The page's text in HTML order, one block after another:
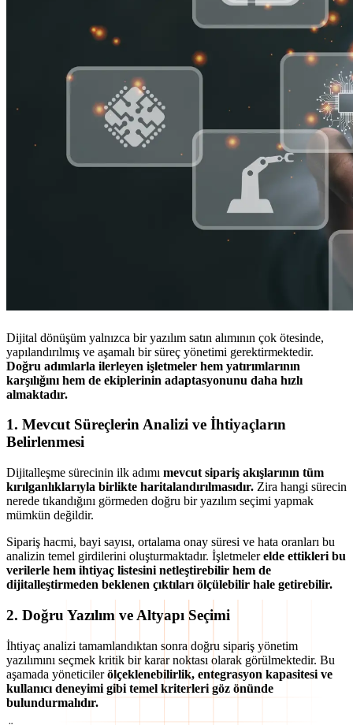
Dijital dönüşüm yalnızca bir yazılım satın alımının çok ötesinde,
yapılandırılmış ve aşamalı bir süreç yönetimi gerektirmektedir.
Doğru adımlarla ilerleyen işletmeler hem yatırımlarının
karşılığını hem de ekiplerinin adaptasyonunu daha hızlı
almaktadır.
1. Mevcut Süreçlerin Analizi ve İhtiyaçların
Belirlenmesi
Dijitalleşme sürecinin ilk adımı mevcut sipariş akışlarının tüm
kırılganlıklarıyla birlikte haritalandırılmasıdır. Zira hangi sürecin
nerede tıkandığını görmeden doğru bir yazılım seçimi yapmak
mümkün değildir.
Sipariş hacmi, bayi sayısı, ortalama onay süresi ve hata oranları bu
analizin temel girdilerini oluşturmaktadır. İşletmelerelde ettikleri bu
verilerle hem ihtiyaç listesini netleştirebilir hem de
dijitalleştirmeden beklenen çıktıları ölçülebilir hale getirebilir.
2. Doğru Yazılım ve Altyapı Seçimi
İhtiyaç analizi tamamlandıktan sonra doğru sipariş yönetim
yazılımını seçmek kritik bir karar noktası olarak görülmektedir. Bu
aşamada yöneticilerölçeklenebilirlik, entegrasyon kapasitesi ve
kullanıcı deneyimi gibi temel kriterleri göz önünde
bulundurmalıdır.